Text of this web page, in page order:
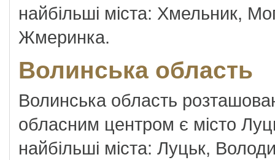
найбільші міста: Хмельник,
Жмеринка.
Волинська область
Волинська область
обласним центром є місто
найбільші міста: Луцьк,